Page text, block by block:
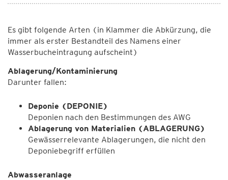
Es gibt folgende Arten (in Klammer die Abkürzung, die
immer als erster Bestandteil des Namens einer
Wasserbucheintragung aufscheint)
Ablagerung/Kontaminierung
Darunter fallen:
Deponie (DEPONIE)
Deponien nach den Bestimmungen des AWG
Ablagerung von Materialien (ABLAGERUNG)
Gewässerrelevante Ablagerungen, die nicht den
Deponiebegriff erfüllen
Abwasseranlage